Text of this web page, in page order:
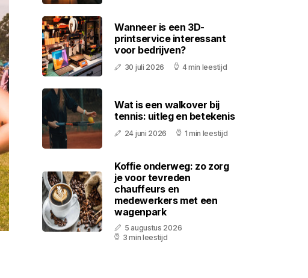
Wanneer is een 3D-
printservice interessant
voor bedrijven?
30 juli 2026 4 min leestijd
Wat is een walkover bij
tennis: uitleg en betekenis
24 juni 2026 1 min leestijd
Koffie onderweg: zo zorg
je voor tevreden
chauffeurs en
medewerkers met een
wagenpark
5 augustus 2026
3 min leestijd